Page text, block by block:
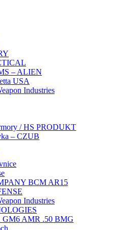
– ALIEN
USA
Industries
/ HS PRODUKT
– CZUB
BCM AR15
Industries
GM6 AMR .50 BMG